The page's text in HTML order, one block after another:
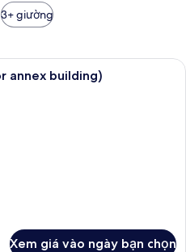
3+ giường
Phòng đôi Tiêu chuẩn (main or
annex building)
Xem giá vào ngày bạn chọn